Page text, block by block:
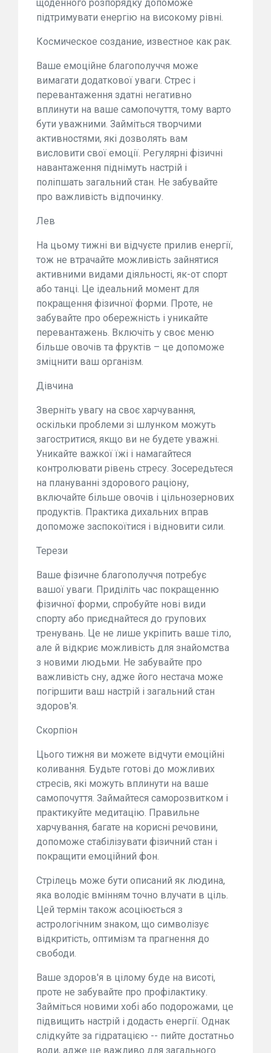
щоденного розпорядку допоможе
підтримувати енергію на високому рівні.
Космическое создание, известное как рак.
Ваше емоційне благополуччя може
вимагати додаткової уваги. Стрес і
перевантаження здатні негативно
вплинути на ваше самопочуття, тому варто
бути уважними. Займіться творчими
активностями, які дозволять вам
висловити свої емоції. Регулярні фізичні
навантаження піднімуть настрій і
поліпшать загальний стан. Не забувайте
про важливість відпочинку.
Лев
На цьому тижні ви відчуєте прилив енергії,
тож не втрачайте можливість зайнятися
активними видами діяльності, як-от спорт
або танці. Це ідеальний момент для
покращення фізичної форми. Проте, не
забувайте про обережність і уникайте
перевантажень. Включіть у своє меню
більше овочів та фруктів – це допоможе
зміцнити ваш організм.
Дівчина
Зверніть увагу на своє харчування,
оскільки проблеми зі шлунком можуть
загостритися, якщо ви не будете уважні.
Уникайте важкої їжі і намагайтеся
контролювати рівень стресу. Зосередьтеся
на плануванні здорового раціону,
включайте більше овочів і цільнозернових
продуктів. Практика дихальних вправ
допоможе заспокоїтися і відновити сили.
Терези
Ваше фізичне благополуччя потребує
вашої уваги. Приділіть час покращенню
фізичної форми, спробуйте нові види
спорту або приєднайтеся до групових
тренувань. Це не лише укріпить ваше тіло,
але й відкриє можливість для знайомства
з новими людьми. Не забувайте про
важливість сну, адже його нестача може
погіршити ваш настрій і загальний стан
здоров'я.
Скорпіон
Цього тижня ви можете відчути емоційні
коливання. Будьте готові до можливих
стресів, які можуть вплинути на ваше
самопочуття. Займайтеся саморозвитком і
практикуйте медитацію. Правильне
харчування, багате на корисні речовини,
допоможе стабілізувати фізичний стан і
покращити емоційний фон.
Стрілець може бути описаний як людина,
яка володіє вмінням точно влучати в ціль.
Цей термін також асоціюється з
астрологічним знаком, що символізує
відкритість, оптимізм та прагнення до
свободи.
Ваше здоров'я в цілому буде на висоті,
проте не забувайте про профілактику.
Займіться новими хобі або подорожами, це
підвищить настрій і додасть енергії. Однак
слідкуйте за гідратацією -- пийте достатньо
води, адже це важливо для загального